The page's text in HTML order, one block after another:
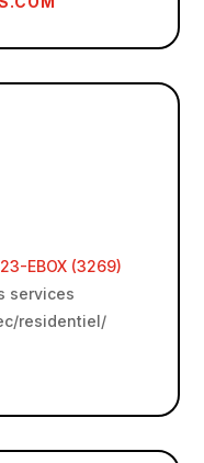
EBOX (3269)
services
residentiel/